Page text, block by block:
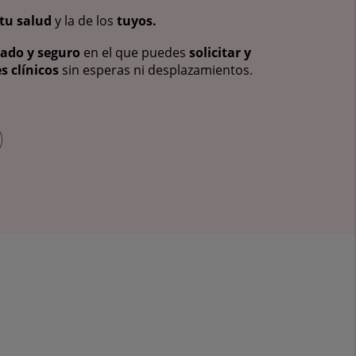
tu salud y la de los tuyos.
y seguro en el que puedes solicitar y
clínicos sin esperas ni desplazamientos.